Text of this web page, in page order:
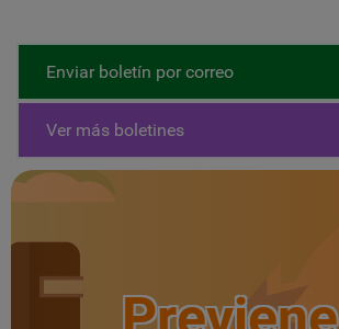
Enviar boletín por correo
Ver más boletines